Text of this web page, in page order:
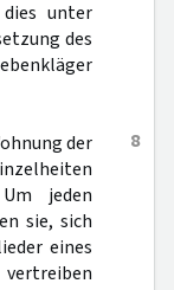
unter
des
8
der
jeden
sie, sich
eines
vertreiben